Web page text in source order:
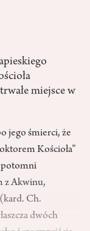
miejsce w
jego śmierci, że
Kościoła”
z Akwinu,
Ch.
dwóch